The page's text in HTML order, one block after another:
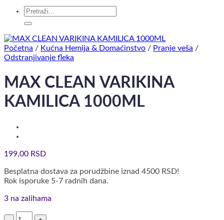
Pretraga
Početna / Kućna Hemija & Domaćinstvo / Pranje veša /
Odstranjivanje fleka
MAX CLEAN VARIKINA
KAMILICA 1000ML
199,00 RSD
Besplatna dostava za porudžbine iznad 4500 RSD!
Rok isporuke 5-7 radnih dana.
3 na zalihama
MAX